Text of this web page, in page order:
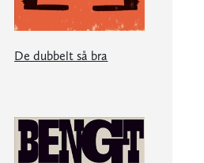
De dubbelt så bra